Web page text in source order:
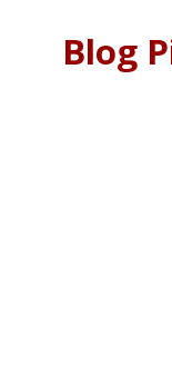
Blog